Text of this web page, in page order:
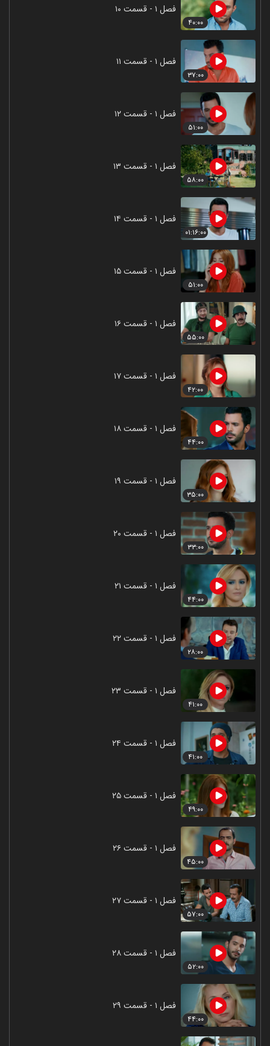
۴۰:۰۰
فصل ۱ - قسمت ۱۰
۳۷:۰۰
فصل ۱ - قسمت ۱۱
۵۱:۰۰
فصل ۱ - قسمت ۱۲
۵۸:۰۰
فصل ۱ - قسمت ۱۳
۰۱:۱۶:۰۰
فصل ۱ - قسمت ۱۴
۵۱:۰۰
فصل ۱ - قسمت ۱۵
۵۵:۰۰
فصل ۱ - قسمت ۱۶
۴۲:۰۰
فصل ۱ - قسمت ۱۷
۴۴:۰۰
فصل ۱ - قسمت ۱۸
۳۵:۰۰
فصل ۱ - قسمت ۱۹
۳۳:۰۰
فصل ۱ - قسمت ۲۰
۴۴:۰۰
فصل ۱ - قسمت ۲۱
۲۸:۰۰
فصل ۱ - قسمت ۲۲
۴۱:۰۰
فصل ۱ - قسمت ۲۳
۴۱:۰۰
فصل ۱ - قسمت ۲۴
۴۹:۰۰
فصل ۱ - قسمت ۲۵
۴۵:۰۰
فصل ۱ - قسمت ۲۶
۵۷:۰۰
فصل ۱ - قسمت ۲۷
۵۲:۰۰
فصل ۱ - قسمت ۲۸
۴۴:۰۰
فصل ۱ - قسمت ۲۹